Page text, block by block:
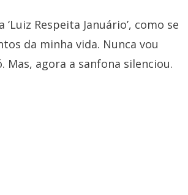
Respeita Januário’, como se
da minha vida. Nunca vou
Mas, agora a sanfona silenciou.